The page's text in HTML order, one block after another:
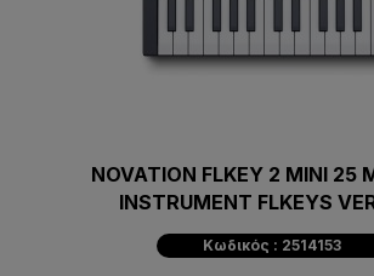
NOVATION FLKEY 2 MINI 25
INSTRUMENT FLKEYS
Κωδικός : 2514153